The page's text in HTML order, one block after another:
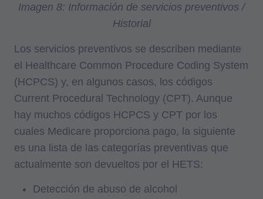
Imagen 8: Información de servicios preventivos /
Historial
Los servicios preventivos se describen mediante
el Healthcare Common Procedure Coding System
(HCPCS) y, en algunos casos, los códigos
Current Procedural Technology (CPT). Aunque
hay muchos códigos HCPCS y CPT por los
cuales Medicare proporciona pago, la siguiente
es una lista de las categorías preventivas que
actualmente son devueltos por el HETS:
Detección de abuso de alcohol
relacionados en CDT. La ADA no ejerce la
administra servicios dentales. La total
responsabilidad del software, incluyendo
cualquier CDT y otro contenido incluido en el
mismo, es con (incluya el nombre de la entidad
aplicable) o con CMS; y ningún endorso por la
ADA es intencionado o implicado. La ADA no
se hace responsable de las consecuencias o
responsabilidades atribuibles o relacionadas
información contenida o no en este